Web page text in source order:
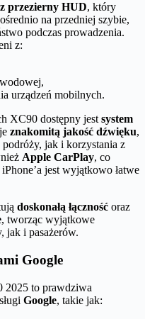
przezierny HUD, który
na przedniej szybie,
podczas prowadzenia.
z:
urządzeń mobilnych.
XC90 dostępny jest system
znakomitą jakość dźwięku,
jak i korzystania z
Apple CarPlay, co
jest wyjątkowo łatwe
doskonałą łączność oraz
, tworząc wyjątkowe
jak i pasażerów.
Google
to prawdziwa
Google, takie jak: